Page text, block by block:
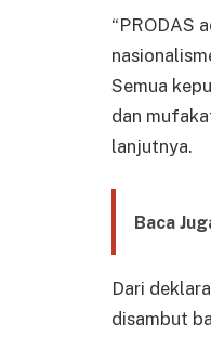
“PRODAS
Semua
dan
lanjutnya.
Baca
Dari
disambut